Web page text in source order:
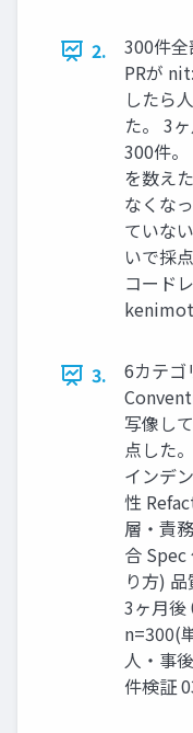
2.
300件
PRが
したら
た。 3
300件。
を数え
なくな
ていな
いで採
コード
3.
6カテ
写像し
点した
インデ
性
層・責
合 Spec
り方)
3ヶ月後
n=300(
人・事
件検証